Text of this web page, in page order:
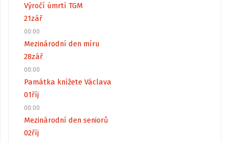
Výročí úmrtí TGM
21zář
00:00
Mezinárodní den míru
28zář
00:00
Památka knížete Václava
01říj
00:00
Mezinárodní den seniorů
02říj